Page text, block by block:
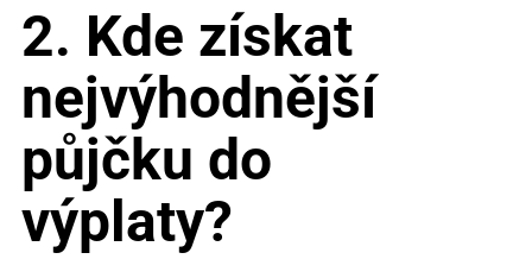
2. Kde získat
nejvýhodnější
půjčku do
výplaty?